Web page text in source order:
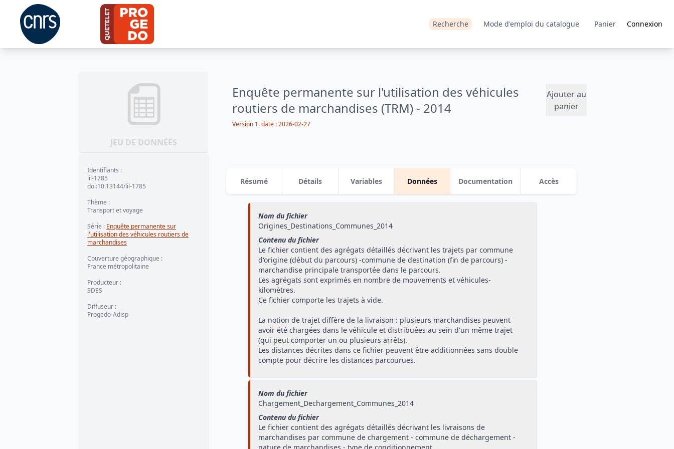
Recherche Mode d'emploi du catalogue Panier Connexion
JEU DE DONNÉES
Enquête permanente sur l'utilisation des véhicules
routiers de marchandises (TRM) - 2014
Ajouter au
panier
Version 1.date :2026-02-27
Identifiants :
lil-1785
doi:10.13144/lil-1785
Thème :
Transport et voyage
Série : Enquête permanente sur
l'utilisation des véhicules routiers de
marchandises
Couverture géographique :
France métropolitaine
Producteur :
SDES
Diffuseur :
Progedo-Adisp
Résumé Détails Variables Données Documentation Accès
Nom du fichier
Origines_Destinations_Communes_2014
Contenu du fichier
Le fichier contient des agrégats détaillés décrivant les trajets par commune
d'origine (début du parcours) -commune de destination (fin de parcours) -
marchandise principale transportée dans le parcours.
Les agrégats sont exprimés en nombre de mouvements et véhicules-
kilomètres.
Ce fichier comporte les trajets à vide.
La notion de trajet diffère de la livraison : plusieurs marchandises peuvent
avoir été chargées dans le véhicule et distribuées au sein d'un même trajet
(qui peut comporter un ou plusieurs arrêts).
Les distances décrites dans ce fichier peuvent être additionnées sans double
compte pour décrire les distances parcourues.
Nom du fichier
Chargement_Dechargement_Communes_2014
Contenu du fichier
Le fichier contient des agrégats détaillés décrivant les livraisons de
marchandises par commune de chargement - commune de déchargement -